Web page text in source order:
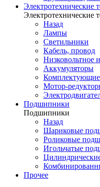
Электротехнические
Электротехнические
Назад
Лампы
Светильники
Кабель, провод
Низковольтное
Аккумуляторы
Комплектующие
Мотор-
Подшипники
Подшипники
Назад
Шариковые
Роликовые
Игольчатые
Прочее